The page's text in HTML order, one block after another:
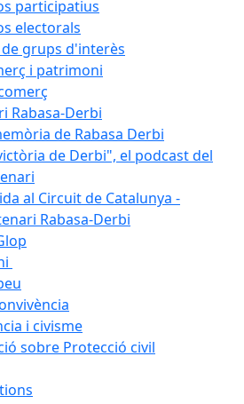
participatius
electorals
grups d'interès
i patrimoni
Rabasa-Derbi
de Rabasa Derbi
de Derbi", el podcast del
al Circuit de Catalunya -
Rabasa-Derbi
i civisme
sobre Protecció civil